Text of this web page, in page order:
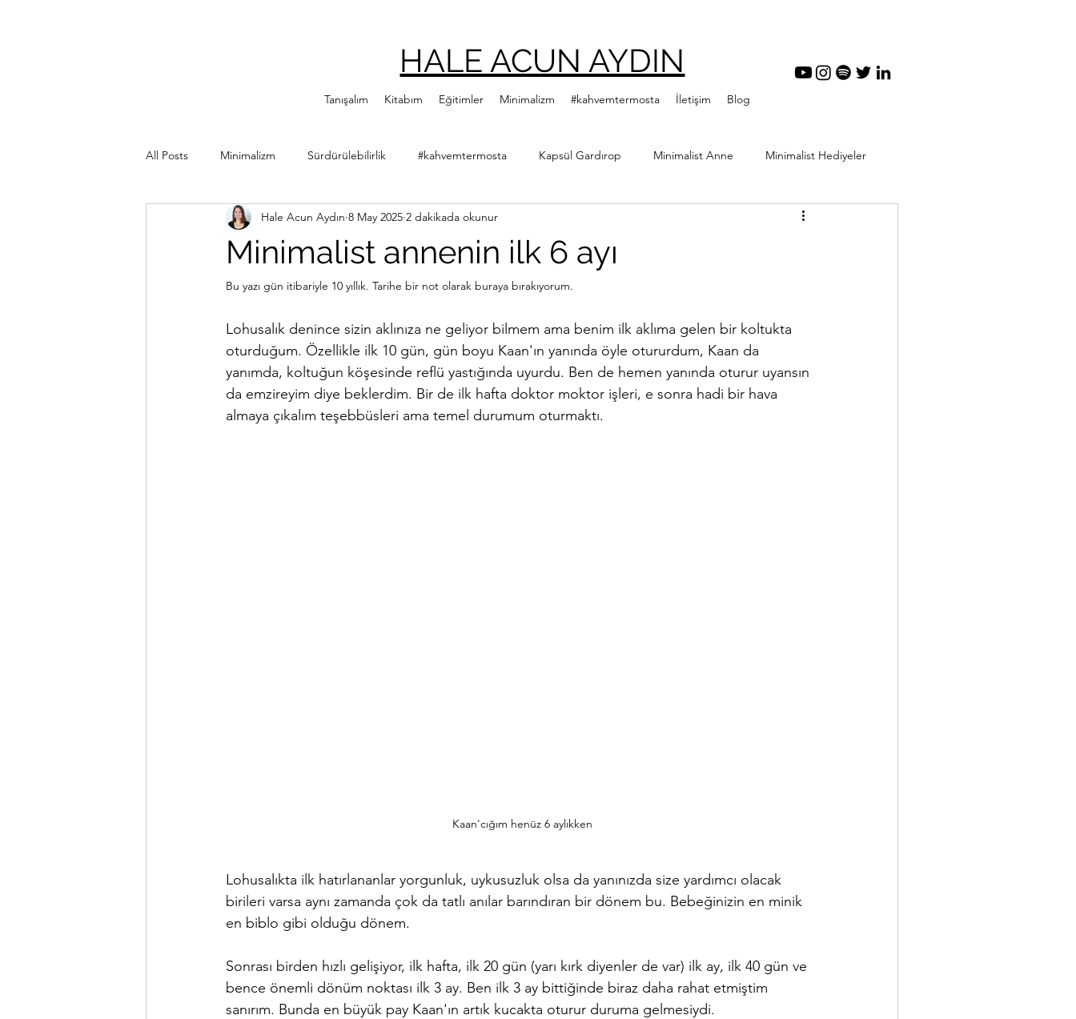
HALE ACUN AYDIN
Tanışalım Kitabım Eğitimler Minimalizm #kahvemtermosta İletişim Blog
All Posts Minimalizm Sürdürülebilirlik #kahvemtermosta Kapsül Gardırop Minimalist Anne Minimalist Hediyeler
Minimalist Seyahat İlham Verenler Minimalist Kitap Önerileri
Sürdürülebilir Mutfak Rutinler Hale Acun Aydın Çıtır Kızlar Kitap Kulübü
Minimalist annenin ilk 6 ayı
Hale Acun Aydın 8 May 2025 2 dakikada okunur
Bu yazı gün itibariyle 10 yıllık. Tarihe bir not olarak buraya bırakıyorum.
Lohusalık denince sizin aklınıza ne geliyor bilmem ama benim ilk aklıma gelen bir koltukta
oturduğum. Özellikle ilk 10 gün, gün boyu Kaan'ın yanında öyle otururdum, Kaan da
yanımda, koltuğun köşesinde reflü yastığında uyurdu. Ben de hemen yanında oturur uyansın
da emzireyim diye beklerdim. Bir de ilk hafta doktor moktor işleri, e sonra hadi bir hava
almaya çıkalım teşebbüsleri ama temel durumum oturmaktı.
Kaan'cığım henüz 6 aylıkken
Lohusalıkta ilk hatırlananlar yorgunluk, uykusuzluk olsa da yanınızda size yardımcı olacak
birileri varsa aynı zamanda çok da tatlı anılar barındıran bir dönem bu. Bebeğinizin en minik
en biblo gibi olduğu dönem.
Sonrası birden hızlı gelişiyor, ilk hafta, ilk 20 gün (yarı kırk diyenler de var) ilk ay, ilk 40 gün ve
bence önemli dönüm noktası ilk 3 ay. Ben ilk 3 ay bittiğinde biraz daha rahat etmiştim
sanırım. Bunda en büyük pay Kaan'ın artık kucakta oturur duruma gelmesiydi.